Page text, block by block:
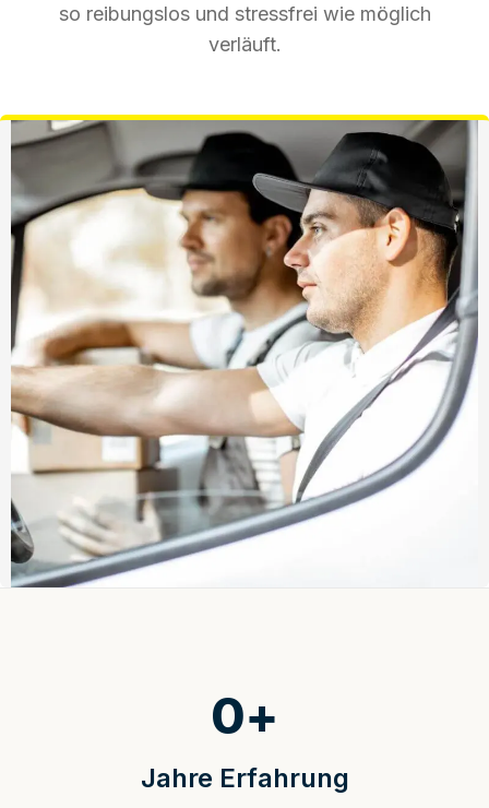
so reibungslos und stressfrei wie möglich
verläuft.
Jahre Erfahrung
0+